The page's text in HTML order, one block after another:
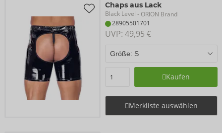
Chaps aus Lack
Black Level - ORION Brand
28905501701
UVP: 49,95 €
Kaufen
Merkliste auswählen